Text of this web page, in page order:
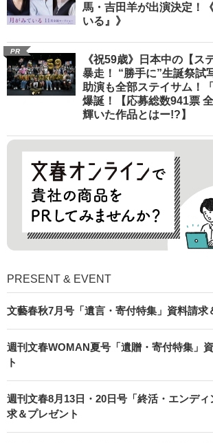
馬・吉田羊が出演決定！
いる』》
PR
《祝59歳》日本中の【ス
暴走！ “勝手に”生誕祭試
助演も全部ステイサム！
爆誕！【応募総数941票
輝いた作品とはー!?】
PRESENT & EVENT
文藝春秋7月号「遺言・寄付特集」資料請求
週刊文春WOMAN夏号「遺贈・寄付特集」
ト
週刊文春8月13日・20日号「終活・エンデ
求＆プレゼント